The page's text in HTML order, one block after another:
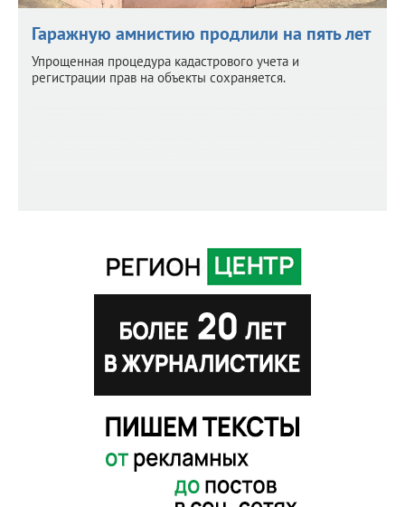
Гаражную амнистию продлили на пять лет
Упрощенная процедура кадастрового учета и
регистрации прав на объекты сохраняется.